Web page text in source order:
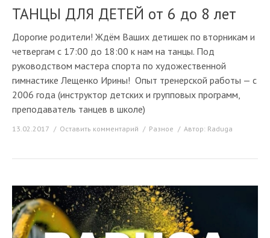
О клубе
ТАНЦЫ ДЛЯ ДЕТЕЙ от 6 до 8 лет
Дорогие родители! Ждём Ваших детишек по вторникам и
четвергам с 17:00 до 18:00 к нам на танцы. Под
руководством мастера спорта по художественной
гимнастике Лещенко Ирины! Опыт тренерской работы — с
2006 года (инструктор детских и групповых программ,
преподаватель танцев в школе)
13.02.2017 Оставить комментарий Разное Автор: Raduga